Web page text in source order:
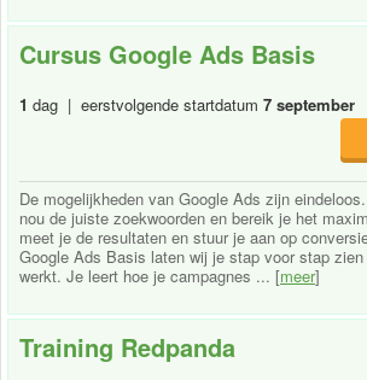
Cursus Google Ads Basis
1 dag | eerstvolgende startdatum 7 september
De mogelijkheden van Google Ads zijn
nou de juiste zoekwoorden en bereik je het
meet je de resultaten en stuur je aan op
Google Ads Basis laten wij je stap voor stap
werkt. Je leert hoe je campagnes ... [meer]
Training Redpanda